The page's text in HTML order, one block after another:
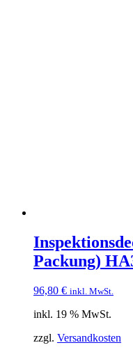
Packung)
96,80 € inkl. MwSt.
inkl. 19 % MwSt.
zzgl. Versandkosten